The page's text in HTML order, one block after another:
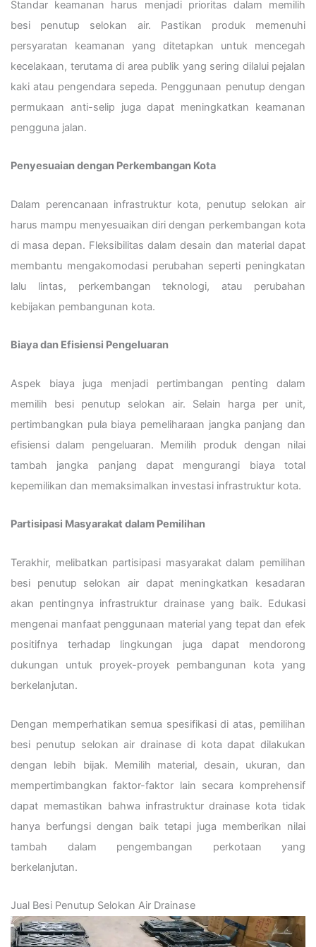
Standar keamanan harus menjadi prioritas dalam memilih
besi penutup selokan air. Pastikan produk memenuhi
persyaratan keamanan yang ditetapkan untuk mencegah
kecelakaan, terutama di area publik yang sering dilalui pejalan
kaki atau pengendara sepeda. Penggunaan penutup dengan
permukaan anti-selip juga dapat meningkatkan keamanan
pengguna jalan.
Penyesuaian dengan Perkembangan Kota
Dalam perencanaan infrastruktur kota, penutup selokan air
harus mampu menyesuaikan diri dengan perkembangan kota
di masa depan. Fleksibilitas dalam desain dan material dapat
membantu mengakomodasi perubahan seperti peningkatan
lalu lintas, perkembangan teknologi, atau perubahan
kebijakan pembangunan kota.
Biaya dan Efisiensi Pengeluaran
Aspek biaya juga menjadi pertimbangan penting dalam
memilih besi penutup selokan air. Selain harga per unit,
pertimbangkan pula biaya pemeliharaan jangka panjang dan
efisiensi dalam pengeluaran. Memilih produk dengan nilai
tambah jangka panjang dapat mengurangi biaya total
kepemilikan dan memaksimalkan investasi infrastruktur kota.
Partisipasi Masyarakat dalam Pemilihan
Terakhir, melibatkan partisipasi masyarakat dalam pemilihan
besi penutup selokan air dapat meningkatkan kesadaran
akan pentingnya infrastruktur drainase yang baik. Edukasi
mengenai manfaat penggunaan material yang tepat dan efek
positifnya terhadap lingkungan juga dapat mendorong
dukungan untuk proyek-proyek pembangunan kota yang
berkelanjutan.
Dengan memperhatikan semua spesifikasi di atas, pemilihan
besi penutup selokan air drainase di kota dapat dilakukan
dengan lebih bijak. Memilih material, desain, ukuran, dan
mempertimbangkan faktor-faktor lain secara komprehensif
dapat memastikan bahwa infrastruktur drainase kota tidak
hanya berfungsi dengan baik tetapi juga memberikan nilai
tambah dalam pengembangan perkotaan yang
berkelanjutan.
Jual Besi Penutup Selokan Air Drainase